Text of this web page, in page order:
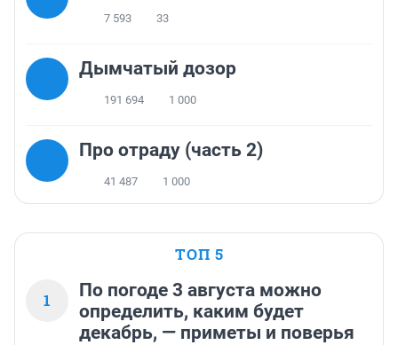
7 593 33
Дымчатый дозор
191 694 1 000
Про отраду (часть 2)
41 487 1 000
ТОП 5
1
По погоде 3 августа можно
определить, каким будет
декабрь, — приметы и поверья